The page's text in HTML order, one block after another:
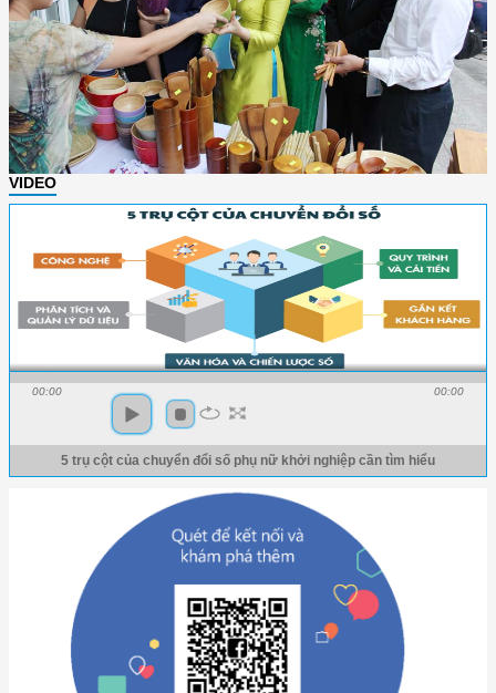
VIDEO
00:00 00:00
5 trụ cột của chuyển đổi số phụ nữ khởi nghiệp cần tìm hiểu